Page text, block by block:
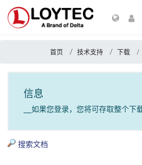
首页 技术支持 下载
信息
__如果您登录，您将可存取整个下载
搜索文档